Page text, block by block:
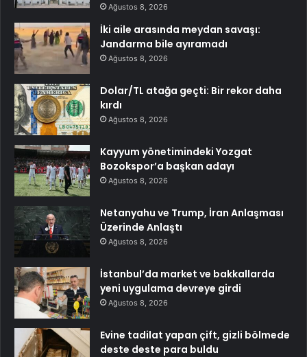
Ağustos 8, 2026
İki aile arasında meydan savaşı:
Jandarma bile ayıramadı
Ağustos 8, 2026
Dolar/TL atağa geçti: Bir rekor daha
kırdı
Ağustos 8, 2026
Kayyum yönetimindeki Yozgat
Bozokspor’a başkan adayı
Ağustos 8, 2026
Netanyahu ve Trump, İran Anlaşması
Üzerinde Anlaştı
Ağustos 8, 2026
İstanbul’da market ve bakkallarda
yeni uygulama devreye girdi
Ağustos 8, 2026
Evine tadilat yapan çift, gizli bölmede
deste deste para buldu